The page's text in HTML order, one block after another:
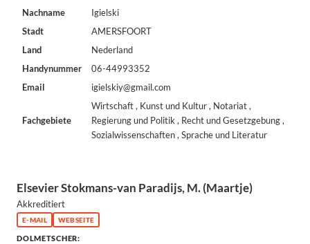
Nachname
Igielski
Stadt
AMERSFOORT
Land
Nederland
Handynummer
06-44993352
Email
igielskiy@gmail.com
Fachgebiete
Wirtschaft , Kunst und Kultur , Notariat ,
Regierung und Politik , Recht und Gesetzgebung ,
Sozialwissenschaften , Sprache und Literatur
Elsevier Stokmans-van Paradijs, M. (Maartje)
Akkreditiert
E-MAIL WEBSEITE
DOLMETSCHER: